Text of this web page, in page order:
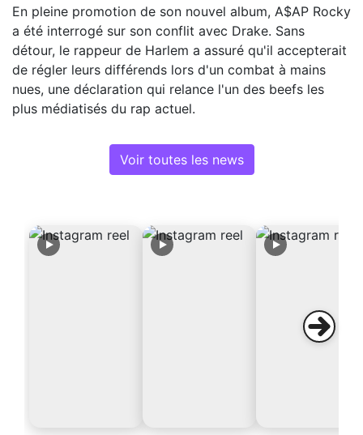
En pleine promotion de son nouvel album, A$AP Rocky
a été interrogé sur son conflit avec Drake. Sans
détour, le rappeur de Harlem a assuré qu'il accepterait
de régler leurs différends lors d'un combat à mains
nues, une déclaration qui relance l'un des beefs les
plus médiatisés du rap actuel.
Voir toutes les news